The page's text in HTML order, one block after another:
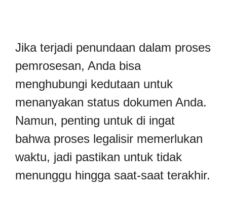
Jika terjadi penundaan dalam proses
pemrosesan, Anda bisa
menghubungi kedutaan untuk
menanyakan status dokumen Anda.
Namun, penting untuk di ingat
bahwa proses legalisir memerlukan
waktu, jadi pastikan untuk tidak
menunggu hingga saat-saat terakhir.